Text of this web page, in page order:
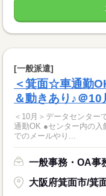
[一般派遣]
＜箕面☆車通勤
＆動きあり♪＠10
＜10月＞データセンタ
通勤OK ●センター内の入館申請L入館システムが英語仕様のため英語
でのメールやり...
一般事務・OA事
大阪府箕面市/箕